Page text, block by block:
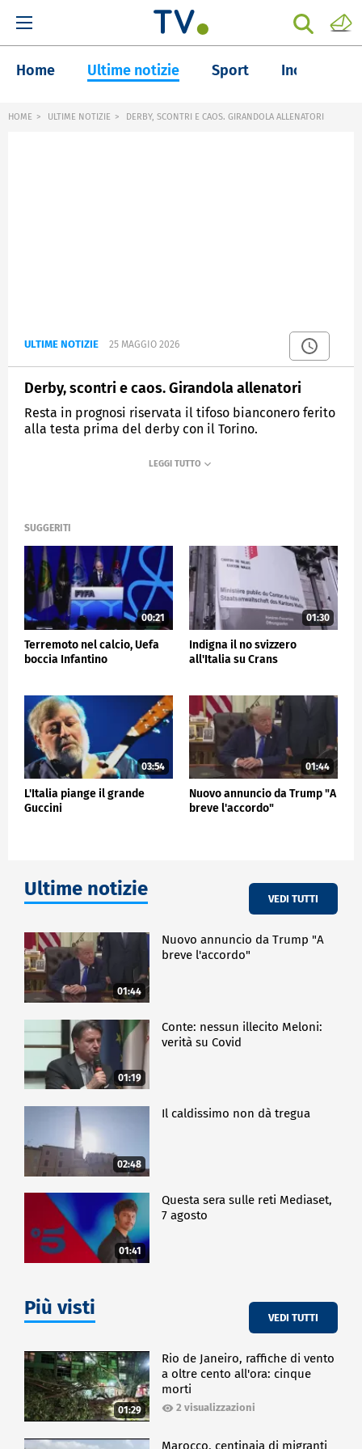
Home Ultime notizie Sport Inchieste
HOME ULTIME NOTIZIE DERBY, SCONTRI E CAOS. GIRANDOLA ALLENATORI
ULTIME NOTIZIE 25 MAGGIO 2026
Derby, scontri e caos. Girandola allenatori
Resta in prognosi riservata il tifoso bianconero ferito
alla testa prima del derby con il Torino.
SUGGERITI
00:21
Terremoto nel calcio, Uefa
boccia Infantino
01:30
Indigna il no svizzero
all'Italia su Crans
03:54
L'Italia piange il grande
Guccini
01:44
Nuovo annuncio da Trump "A
breve l'accordo"
Ultime notizie VEDI TUTTI
01:44
Nuovo annuncio da Trump "A
breve l'accordo"
01:19
Conte: nessun illecito Meloni:
verità su Covid
02:48
Il caldissimo non dà tregua
01:41
Questa sera sulle reti Mediaset,
7 agosto
Più visti VEDI TUTTI
01:29
Rio de Janeiro, raffiche di vento
a oltre cento all'ora: cinque
morti
2 visualizzazioni
Marocco, centinaia di migranti